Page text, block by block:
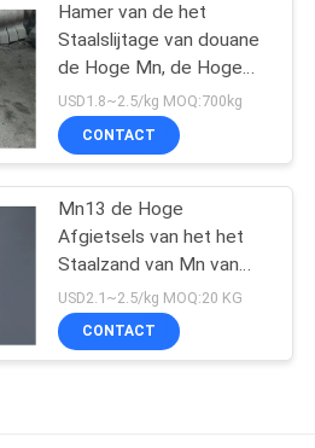
Hamer van de het
Staalslijtage van douane
de Hoge Mn, de Hoge
Hamer Uit gegoten staal
EB19047 van de
Chromiumlegering
USD1.8~2.5/kg MOQ:700kg
CONTACT
Mn13 de Hoge
Afgietsels van het het
Staalzand van Mn van
het Mangaanstaal
AS2074 H1A Hoge
USD2.1~2.5/kg MOQ:20 KG
CONTACT